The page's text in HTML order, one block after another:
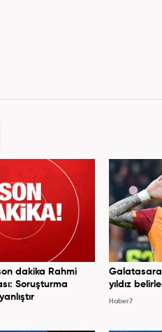
dakika Rahmi
Soruşturma
yıldız
Haber7